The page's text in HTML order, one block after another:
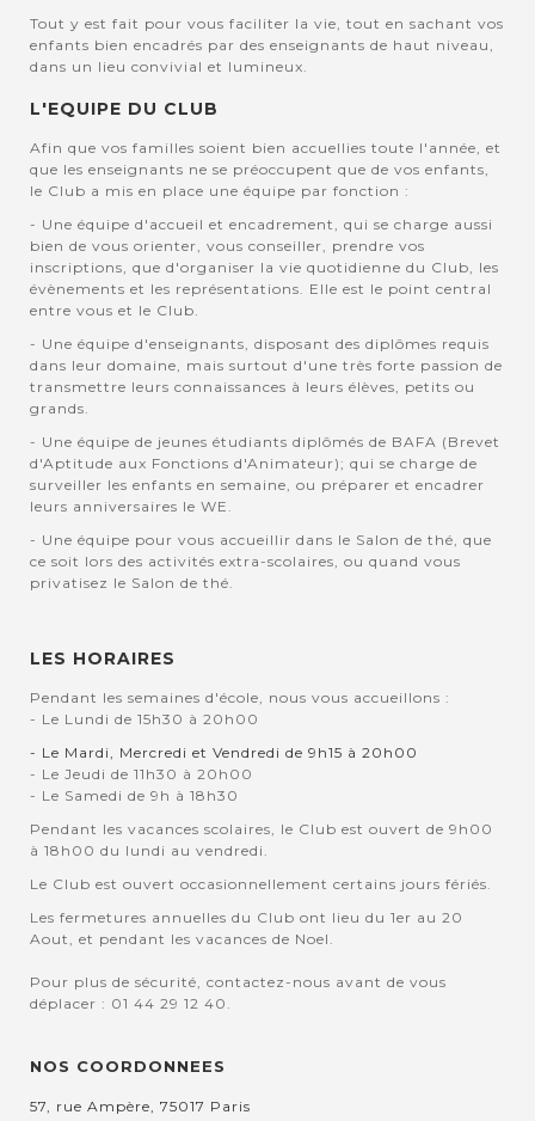
Tout y est fait pour vous faciliter la vie, tout en sachant vos
enfants bien encadrés par des enseignants de haut niveau,
dans un lieu convivial et lumineux.
L'EQUIPE DU CLUB
Afin que vos familles soient bien accuellies toute l'année, et
que les enseignants ne se préoccupent que de vos enfants,
le Club a mis en place une équipe par fonction :
- Une équipe d'accueil et encadrement, qui se charge aussi
bien de vous orienter, vous conseiller, prendre vos
inscriptions, que d'organiser la vie quotidienne du Club, les
évènements et les représentations. Elle est le point central
entre vous et le Club.
- Une équipe d'enseignants, disposant des diplômes requis
dans leur domaine, mais surtout d'une très forte passion de
transmettre leurs connaissances à leurs élèves, petits ou
grands.
- Une équipe de jeunes étudiants diplômés de BAFA (Brevet
d'Aptitude aux Fonctions d'Animateur); qui se charge de
surveiller les enfants en semaine, ou préparer et encadrer
leurs anniversaires le WE.
- Une équipe pour vous accueillir dans le Salon de thé, que
ce soit lors des activités extra-scolaires, ou quand vous
privatisez le Salon de thé.
LES HORAIRES
Pendant les semaines d'école, nous vous accueillons :
- Le Lundi de 15h30 à 20h00
- Le Mardi, Mercredi et Vendredi de 9h15 à 20h00
- Le Jeudi de 11h30 à 20h00
- Le Samedi de 9h à 18h30
Pendant les vacances scolaires, le Club est ouvert de 9h00
à 18h00 du lundi au vendredi.
Le Club est ouvert occasionnellement certains jours fériés.
Les fermetures annuelles du Club ont lieu du 1er au 20
Aout, et pendant les vacances de Noel.
Pour plus de sécurité, contactez-nous avant de vous
déplacer : 01 44 29 12 40.
NOS COORDONNEES
57, rue Ampère, 75017 Paris